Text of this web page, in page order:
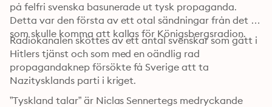
på felfri svenska basunerade ut tysk propaganda.
Detta var den första av ett otal sändningar från det
som skulle komma att kallas för Königsbergsradion.
Radiokanalen sköttes av ett antal svenskar som gått i
Hitlers tjänst och som med en oändlig rad
propagandaknep försökte få Sverige att ta
Nazitysklands parti i kriget.
”Tyskland talar” är Niclas Sennertegs medryckande